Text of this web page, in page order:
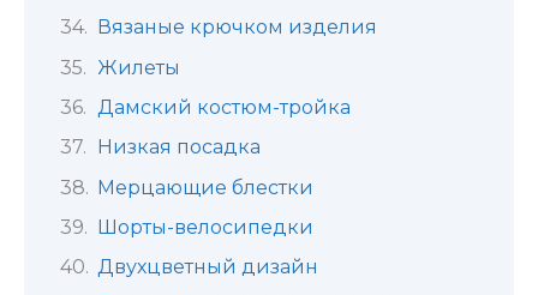
Вязаные крючком изделия
Жилеты
Дамский костюм-тройка
Низкая посадка
Мерцающие блестки
Шорты-велосипедки
Двухцветный дизайн